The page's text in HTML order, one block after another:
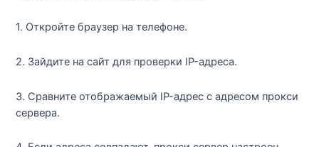
1. Откройте браузер на телефоне.
2. Зайдите на сайт для проверки IP-адреса.
3. Сравните отображаемый IP-адрес с адресом прокси
сервера.